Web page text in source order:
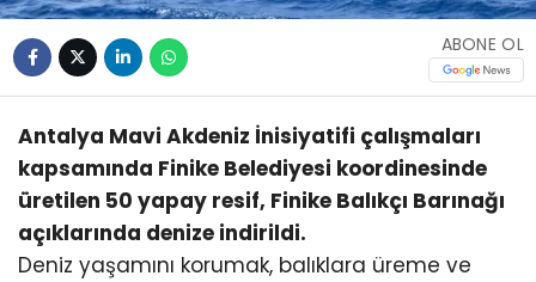
ABONE OL
Antalya Mavi Akdeniz İnisiyatifi çalışmaları
kapsamında Finike Belediyesi koordinesinde
üretilen 50 yapay resif, Finike Balıkçı Barınağı
açıklarında denize indirildi.
Deniz yaşamını korumak, balıklara üreme ve